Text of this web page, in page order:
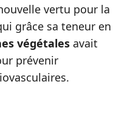
vertu pour la
grâce sa teneur en
végétales avait
prévenir